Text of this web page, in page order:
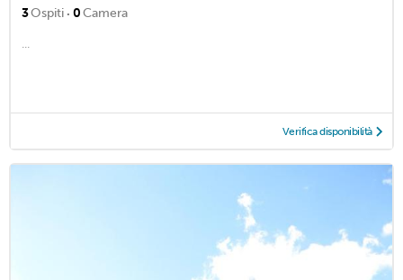
3Ospiti · 0Camera
...
Verifica disponibilità